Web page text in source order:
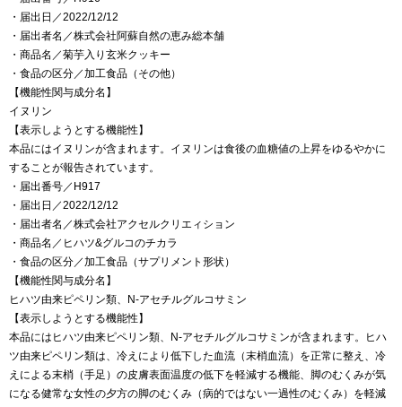
・届出日／2022/12/12
・届出者名／株式会社阿蘇自然の恵み総本舗
・商品名／菊芋入り玄米クッキー
・食品の区分／加工食品（その他）
【機能性関与成分名】
イヌリン
【表示しようとする機能性】
本品にはイヌリンが含まれます。イヌリンは食後の血糖値の上昇をゆるやかに
することが報告されています。
・届出番号／H917
・届出日／2022/12/12
・届出者名／株式会社アクセルクリエィション
・商品名／ヒハツ&グルコのチカラ
・食品の区分／加工食品（サプリメント形状）
【機能性関与成分名】
ヒハツ由来ピペリン類、N-アセチルグルコサミン
【表示しようとする機能性】
本品にはヒハツ由来ピペリン類、N-アセチルグルコサミンが含まれます。ヒハ
ツ由来ピペリン類は、冷えにより低下した血流（末梢血流）を正常に整え、冷
えによる末梢（手足）の皮膚表面温度の低下を軽減する機能、脚のむくみが気
になる健常な女性の夕方の脚のむくみ（病的ではない一過性のむくみ）を軽減